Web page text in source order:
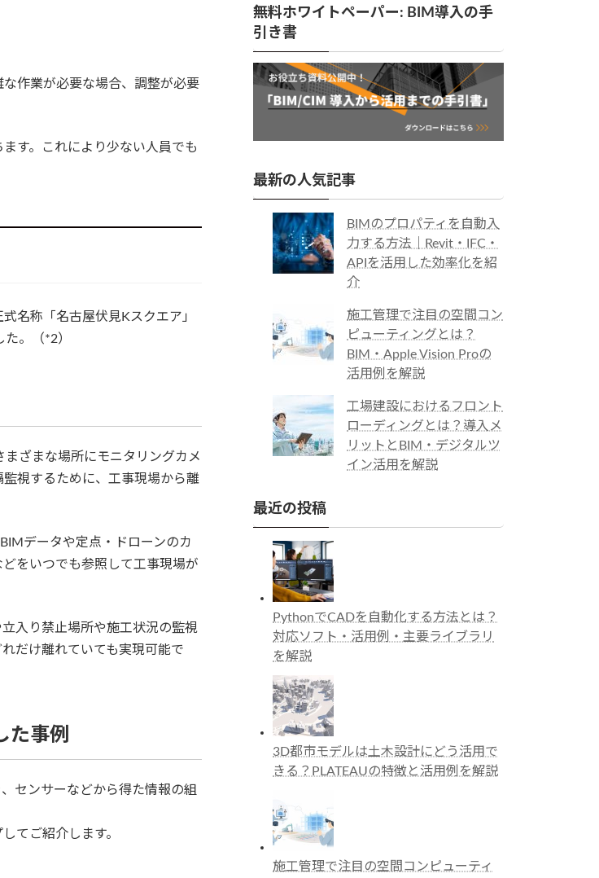
作業が必要な場合、調整が必要
す。これにより少ない人員でも
名称「名古屋伏見Kスクエア」
。（*2）
ざまな場所にモニタリングカメ
視するために、工事現場から離
データや定点・ドローンのカ
をいつでも参照して工事現場が
入り禁止場所や施工状況の監視
だけ離れていても実現可能で
た事例
センサーなどから得た情報の組
てご紹介します。
無料ホワイトペーパー: BIM導入の手
引き書
最新の人気記事
BIMのプロパティを自動入
力する方法｜Revit・IFC・
APIを活用した効率化を紹
介
施工管理で注目の空間コン
ピューティングとは？
BIM・Apple Vision Proの
活用例を解説
工場建設におけるフロント
ローディングとは？導入メ
リットとBIM・デジタルツ
イン活用を解説
最近の投稿
PythonでCADを自動化する方法とは？
対応ソフト・活用例・主要ライブラリ
を解説
3D都市モデルは土木設計にどう活用で
きる？PLATEAUの特徴と活用例を解説
施工管理で注目の空間コンピューティ